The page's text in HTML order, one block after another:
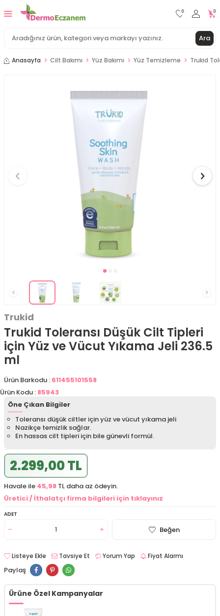
Ara
0 0
Anasayfa Cilt Bakımı Yüz Bakımı Yüz Temizleme Trukid
Trukid
Trukid Toleransı Düşük Cilt Tipleri
için Yüz ve Vücut Yıkama Jeli 236.5
ml
Ürün Barkodu : 611455101558
Ürün Kodu : 85943
Öne Çıkan Bilgiler
Toleransı düşük ciltler için yüz ve vücut yıkama jeli
Nazikçe temizlik sağlar.
En hassas cilt tipleri için bile günevli formül.
2.299,00 TL
Havale ile 45,98 TL daha az ödeyin.
Üretici / İthalatçı firma bilgileri için tıklayınız
ADET
Beğen
Listeye Ekle Tavsiye Et Yorum Yap Fiyat Alarmı
Paylaş
Ürüne Özel Kampanyalar